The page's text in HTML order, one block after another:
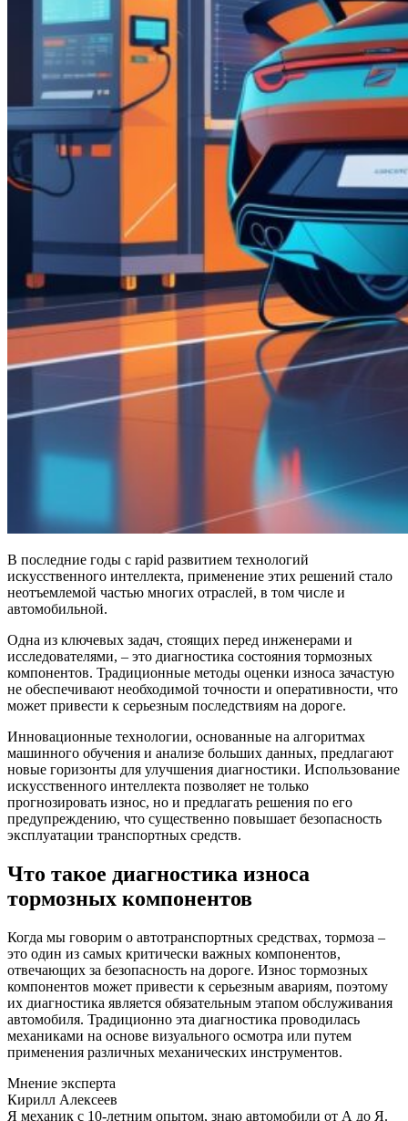
В последние годы с rapid развитием технологий
искусственного интеллекта, применение этих решений стало
неотъемлемой частью многих отраслей, в том числе и
автомобильной.
Одна из ключевых задач, стоящих перед инженерами и
исследователями, – это диагностика состояния тормозных
компонентов. Традиционные методы оценки износа зачастую
не обеспечивают необходимой точности и оперативности, что
может привести к серьезным последствиям на дороге.
Инновационные технологии, основанные на алгоритмах
машинного обучения и анализе больших данных, предлагают
новые горизонты для улучшения диагностики. Использование
искусственного интеллекта позволяет не только
прогнозировать износ, но и предлагать решения по его
предупреждению, что существенно повышает безопасность
эксплуатации транспортных средств.
Что такое диагностика износа
тормозных компонентов
Когда мы говорим о автотранспортных средствах, тормоза –
это один из самых критически важных компонентов,
отвечающих за безопасность на дороге. Износ тормозных
компонентов может привести к серьезным авариям, поэтому
их диагностика является обязательным этапом обслуживания
автомобиля. Традиционно эта диагностика проводилась
механиками на основе визуального осмотра или путем
применения различных механических инструментов.
Мнение эксперта
Кирилл Алексеев
Я механик с 10-летним опытом, знаю автомобили от А до Я.